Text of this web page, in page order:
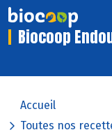
Biocoop
Accueil
Toutes nos